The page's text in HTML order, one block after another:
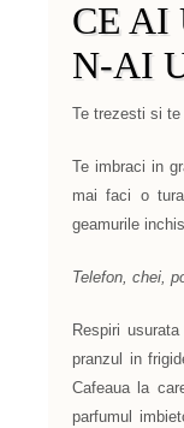
CE AI
N-AI
Te trezesti si te
Te imbraci in
mai faci o
geamurile
Telefon, chei,
Respiri
pranzul in
Cafeaua la
parfumul